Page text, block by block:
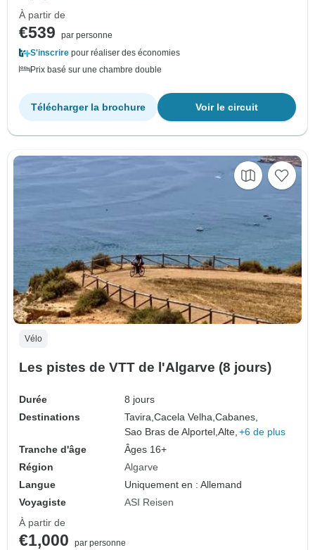
À partir de
€539
par personne
S'inscrire pour réaliser des économies
Prix basé sur une chambre double
Voir le circuit
Télécharger la brochure
Vélo
Les pistes de VTT de l'Algarve (8 jours)
Durée
8 jours
Destinations
Tavira,Cacela Velha,Cabanes,
Sao Bras de Alportel,Alte, +6 de plus
Tranche d'âge
Âges 16+
Région
Algarve
Langue
Uniquement en : Allemand
Voyagiste
ASI Reisen
À partir de
€1,000
par personne